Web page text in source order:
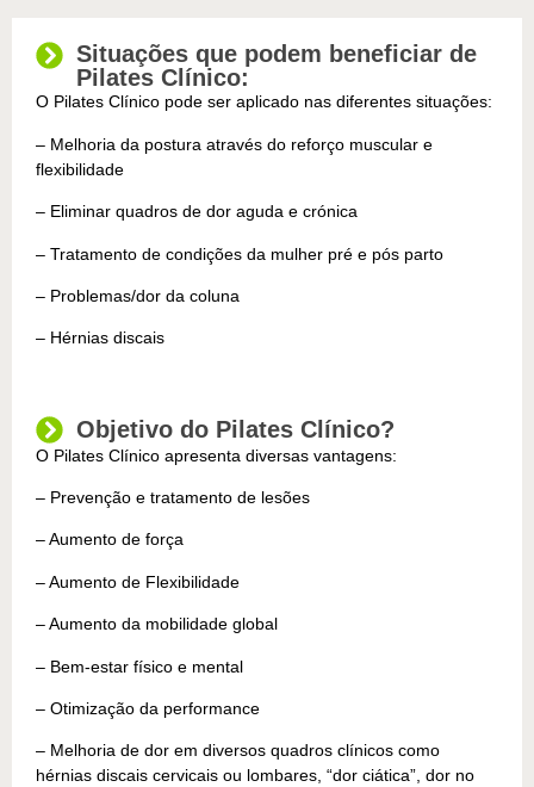
Situações que podem beneficiar de
Pilates Clínico:
O Pilates Clínico pode ser aplicado nas diferentes situações:
– Melhoria da postura através do reforço muscular e
flexibilidade
– Eliminar quadros de dor aguda e crónica
– Tratamento de condições da mulher pré e pós parto
– Problemas/dor da coluna
– Hérnias discais
Objetivo do Pilates Clínico?
O Pilates Clínico apresenta diversas vantagens:
– Prevenção e tratamento de lesões
– Aumento de força
– Aumento de Flexibilidade
– Aumento da mobilidade global
– Bem-estar físico e mental
– Otimização da performance
– Melhoria de dor em diversos quadros clínicos como
hérnias discais cervicais ou lombares, “dor ciática”, dor no